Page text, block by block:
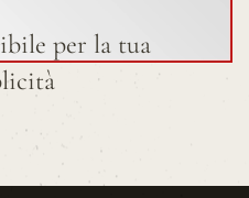
per la tua